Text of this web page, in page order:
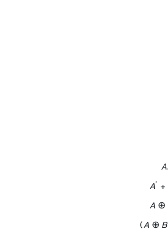
A
A′ +
A ⊕
(A ⊕ B